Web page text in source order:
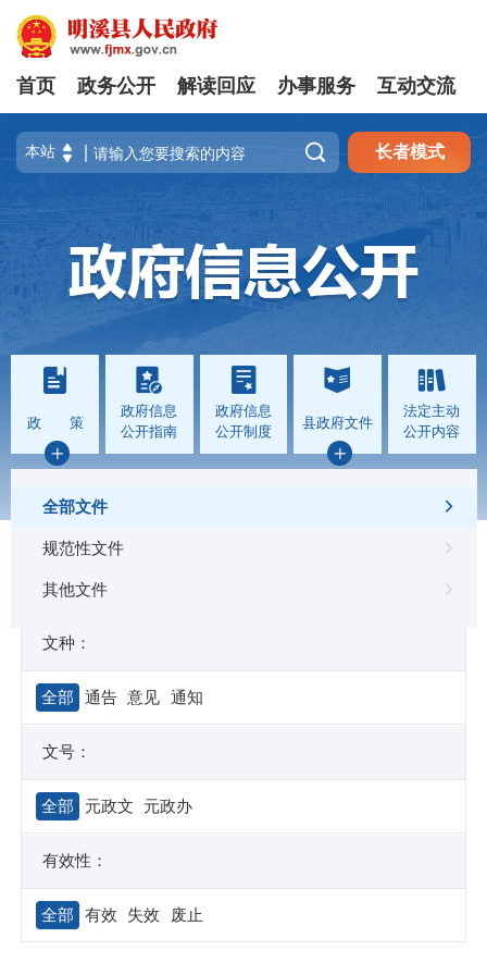
首页 政务公开 解读回应 办事服务 互动交流
 长者模式
政 策
政府信息
公开指南
政府信息
公开制度
县政府文件
全部文件
规范性文件
其他文件
法定主动
公开内容
文种：
全部 通告 意见 通知
文号：
全部 元政文 元政办
有效性：
全部 有效 失效 废止